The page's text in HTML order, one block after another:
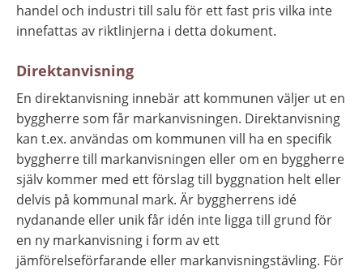
handel och industri till salu för ett fast pris vilka inte
innefattas av riktlinjerna i detta dokument.
Direktanvisning
En direktanvisning innebär att kommunen väljer ut en
byggherre som får markanvisningen. Direktanvisning
kan t.ex. användas om kommunen vill ha en specifik
byggherre till markanvisningen eller om en byggherre
själv kommer med ett förslag till byggnation helt eller
delvis på kommunal mark. Är byggherrens idé
nydanande eller unik får idén inte ligga till grund för
en ny markanvisning i form av ett
jämförelseförfarande eller markanvisningstävling. För